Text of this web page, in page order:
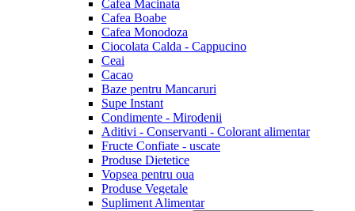
Cafea Macinata
Cafea Boabe
Cafea Monodoza
Ciocolata Calda - Cappucino
Ceai
Cacao
Baze pentru Mancaruri
Supe Instant
Condimente - Mirodenii
Aditivi - Conservanti - Colorant alimentar
Fructe Confiate - uscate
Produse Dietetice
Vopsea pentru oua
Produse Vegetale
Supliment Alimentar